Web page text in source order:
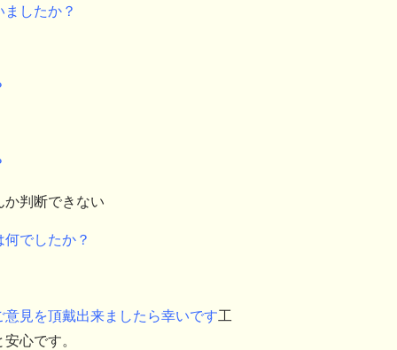
したか？
か判断できない
でしたか？
見を頂戴出来ましたら幸いです工
心です。